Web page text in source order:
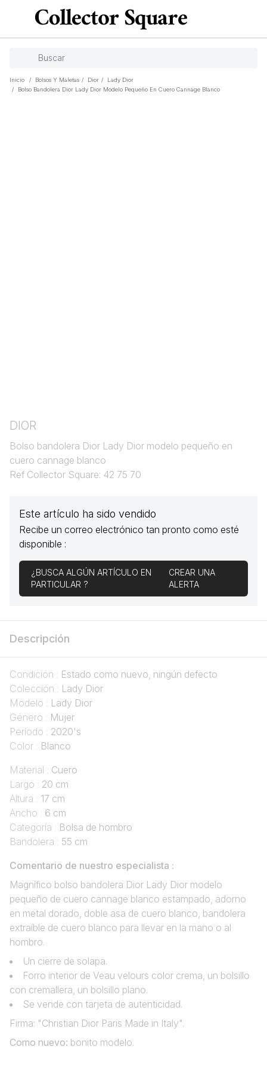
Inicio / Bolsos Y Maletas / Dior /
Lady Dior
/
Bolso Bandolera Dior Lady Dior Modelo Pequeño En Cuero Cannage Blanco
DIOR
Bolso bandolera Dior Lady Dior modelo pequeño en
cuero cannage blanco
Ref Collector Square: 42 75 70
Este artículo ha sido vendido
Recibe un correo electrónico tan pronto como esté
disponible :
¿BUSCA ALGÚN ARTÍCULO EN
PARTICULAR ?
CREAR UNA
ALERTA
Descripción
Condición : Estado como nuevo, ningún defecto
Colección : Lady Dior
Modelo : Lady Dior
Género : Mujer
Período : 2020's
Color : Blanco
Material : Cuero
Largo : 20 cm
Altura : 17 cm
Ancho : 6 cm
Categoría : Bolsa de hombro
Bandolera : 55 cm
Comentario de nuestro especialista :
Magnífico bolso bandolera Dior Lady Dior modelo
pequeño de cuero cannage blanco estampado, adorno
en metal dorado, doble asa de cuero blanco, bandolera
extraíble de cuero blanco para llevar en la mano o al
hombro.
Un cierre de solapa.
Forro interior de Veau velours color crema, un bolsillo
con cremallera, un bolsillo plano.
Se vende con tarjeta de autenticidad.
Firma: "Christian Dior Paris Made in Italy".
Como nuevo: bonito modelo.